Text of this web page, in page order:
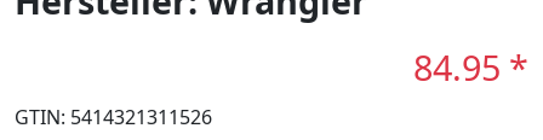
84.95 *
GTIN: 5414321311526